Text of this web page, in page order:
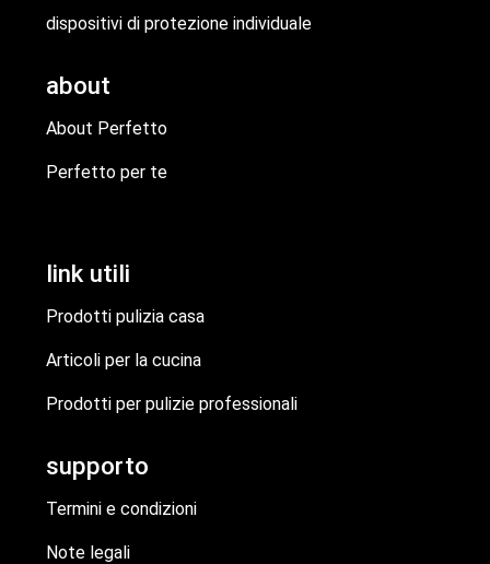
dispositivi di protezione individuale
about
About Perfetto
Perfetto per te
link utili
Prodotti pulizia casa
Articoli per la cucina
Prodotti per pulizie professionali
supporto
Termini e condizioni
Note legali